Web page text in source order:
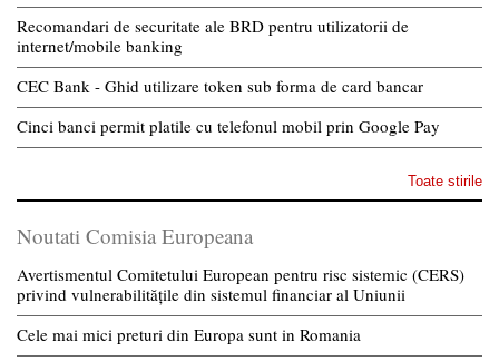
Recomandari de securitate ale BRD pentru utilizatorii de
internet/mobile banking
CEC Bank - Ghid utilizare token sub forma de card bancar
Cinci banci permit platile cu telefonul mobil prin Google Pay
Toate stirile
Noutati Comisia Europeana
Avertismentul Comitetului European pentru risc sistemic (CERS)
privind vulnerabilitățile din sistemul financiar al Uniunii
Cele mai mici preturi din Europa sunt in Romania